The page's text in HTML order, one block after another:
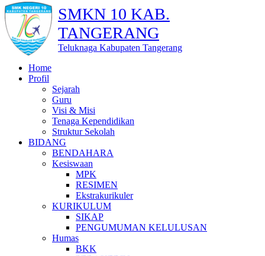
SMKN 10 KAB.
TANGERANG
Teluknaga Kabupaten Tangerang
Home
Profil
Sejarah
Guru
Visi & Misi
Tenaga Kependidikan
Struktur Sekolah
BIDANG
BENDAHARA
Kesiswaan
MPK
RESIMEN
Ekstrakurikuler
KURIKULUM
SIKAP
PENGUMUMAN KELULUSAN
Humas
BKK